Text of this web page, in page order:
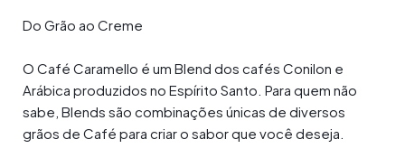
Do Grão ao Creme
O Café Caramello é um Blend dos cafés Conilon e
Arábica produzidos no Espírito Santo. Para quem não
sabe, Blends são combinações únicas de diversos
grãos de Café para criar o sabor que você deseja.